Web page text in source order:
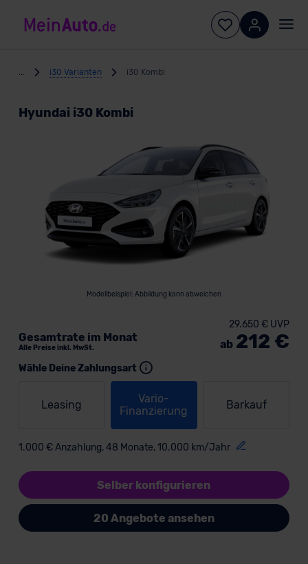
i30 Varianten i30 Kombi
Hyundai i30 Kombi
Modellbeispiel: Abbildung kann abweichen
Wähle Deine Zahlungsart
Leasing
Vario-
Finanzierung
Barkauf
1.000 € Anzahlung, 48 Monate, 10.000 km/Jahr
Gesamtrate im Monat
Alle Preise inkl. MwSt.
29.650 € UVP
ab 212 €
Selber konfigurieren
20 Angebote ansehen